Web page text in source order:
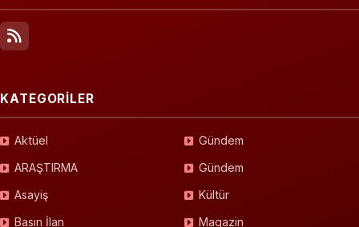
KATEGORİLER
Aktüel
ARAŞTIRMA
Asayiş
Basın İlan
Gündem
Gündem
Kültür
Magazin